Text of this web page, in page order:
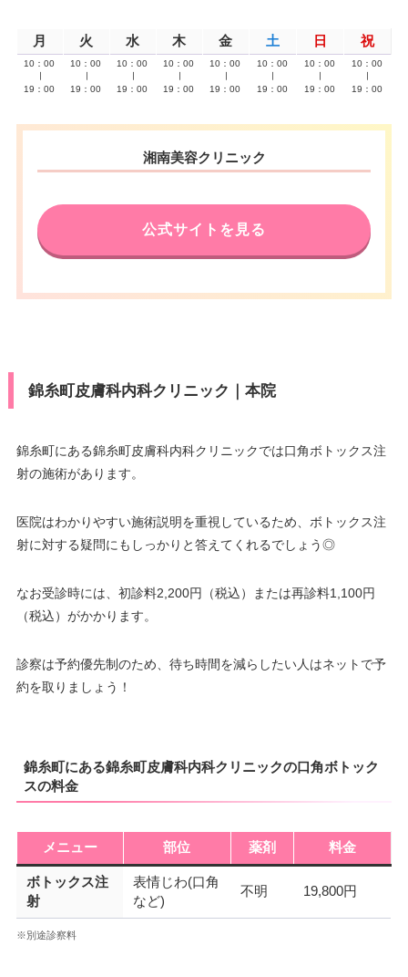
月 火 水 木 金 土 日 祝
10：00
19：00
10：00
19：00
10：00
19：00
10：00
19：00
10：00
19：00
10：00
19：00
10：00
19：00
10：00
19：00
湘南美容クリニック
公式サイトを見る
錦糸町皮膚科内科クリニック｜本院
錦糸町にある錦糸町皮膚科内科クリニックでは口角ボトックス注
射の施術があります。
医院はわかりやすい施術説明を重視しているため、ボトックス注
射に対する疑問にもしっかりと答えてくれるでしょう◎
なお受診時には、初診料2,200円（税込）または再診料1,100円
（税込）がかかります。
診察は予約優先制のため、待ち時間を減らしたい人はネットで予
約を取りましょう！
錦糸町にある錦糸町皮膚科内科クリニックの口角ボトック
スの料金
メニュー 部位 薬剤 料金
ボトックス注
射
表情じわ(口角
など)
不明 19,800円
※別途診察料